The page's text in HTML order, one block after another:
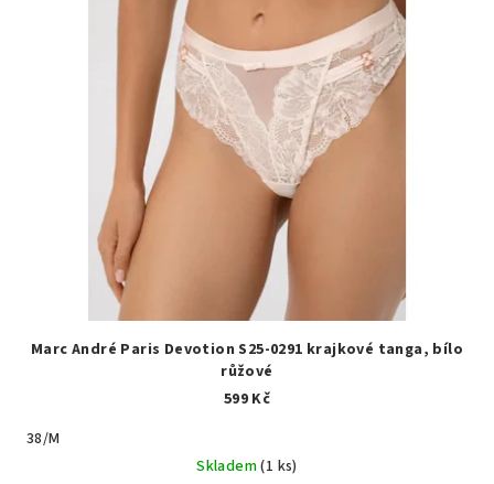
Marc André Paris Devotion S25-0291 krajkové tanga, bílo
růžové
599 Kč
38/M
Skladem(1 ks)